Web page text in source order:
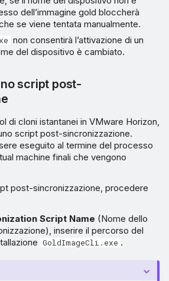
dell’immagine gold bloccherà
se viene tentata manualmente.
non consentirà l’attivazione di un
del dispositivo è cambiato.
script post-
di cloni istantanei in VMware Horizon,
script post-sincronizzazione.
eseguito al termine del processo
machine finali che vengono
post-sincronizzazione, procedere
Script Name (Nome dello
inserire il percorso del
GoldImageCli.exe .